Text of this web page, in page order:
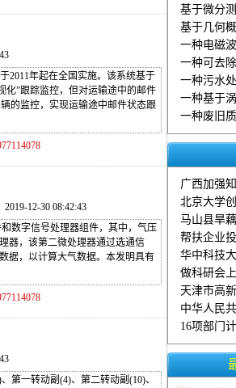
2011年起在全国实施。该系统基于
化”跟踪监控，但对运输途中的邮件
的监控，实现运输途中邮件状态跟
2019-12-30 08:42:43
数字信号处理器组件，其中，气压
器，该第二微处理器通过选通信
据，以计算大气数据。本发明具有
一转动副(4)、第二转动副(10)、
基于微分
基于几何
一种电磁
一种可去
一种污水
一种基于
一种废旧
广西加强
北京大学
马山县旱
帮扶企业
华中科技
做科研会上
天津市高
中华人民
16项部门